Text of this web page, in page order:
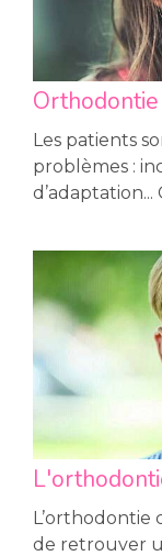
Orthodontie
Les patients
problèmes :
L’orthodontie
de retrouver